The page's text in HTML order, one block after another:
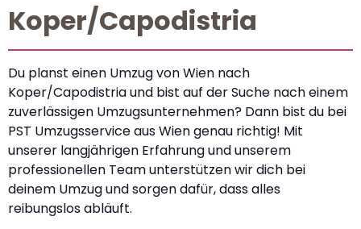
Koper/Capodistria
Du planst einen Umzug von Wien nach
Koper/Capodistria und bist auf der Suche nach einem
zuverlässigen Umzugsunternehmen? Dann bist du bei
PST Umzugsservice aus Wien genau richtig! Mit
unserer langjährigen Erfahrung und unserem
professionellen Team unterstützen wir dich bei
deinem Umzug und sorgen dafür, dass alles
reibungslos abläuft.